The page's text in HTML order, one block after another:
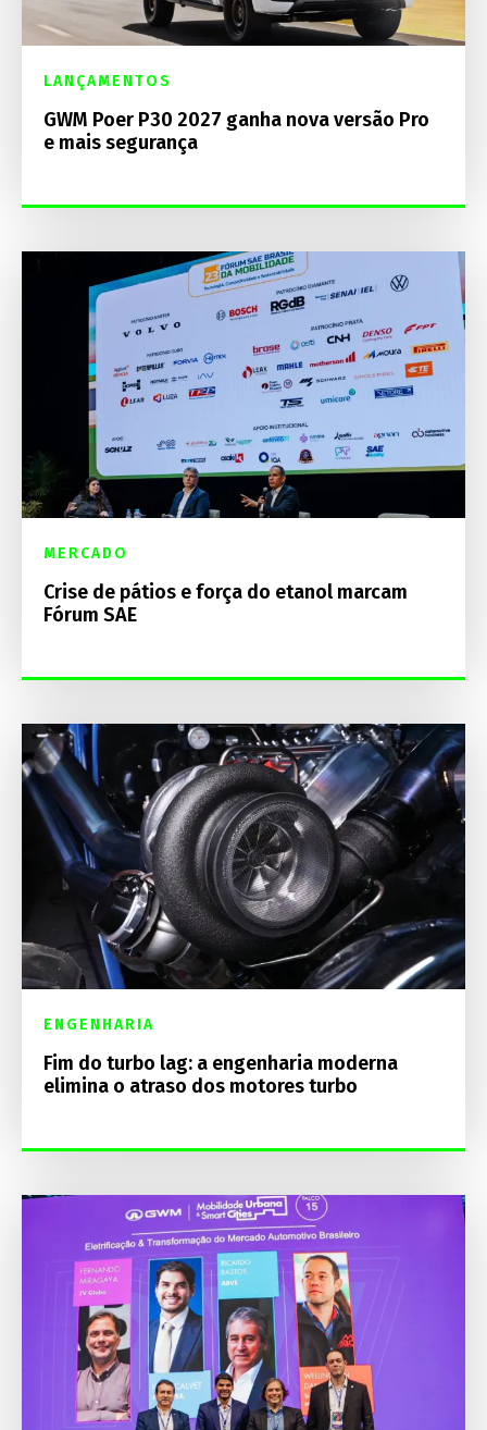
LANÇAMENTOS
GWM Poer P30 2027 ganha nova versão Pro
e mais segurança
MERCADO
Crise de pátios e força do etanol marcam
Fórum SAE
ENGENHARIA
Fim do turbo lag: a engenharia moderna
elimina o atraso dos motores turbo